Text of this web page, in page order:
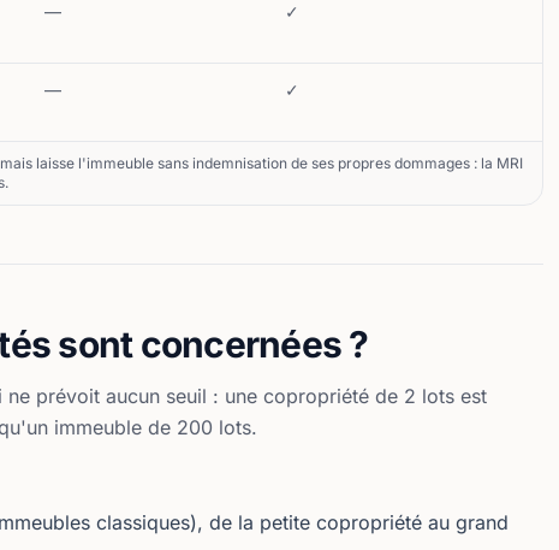
— ✓
— ✓
laisse l'immeuble sans indemnisation de ses propres dommages : la MRI
sont concernées ?
ne prévoit aucun seuil : une copropriété de 2 lots est
immeuble de 200 lots.
classiques), de la petite copropriété au grand